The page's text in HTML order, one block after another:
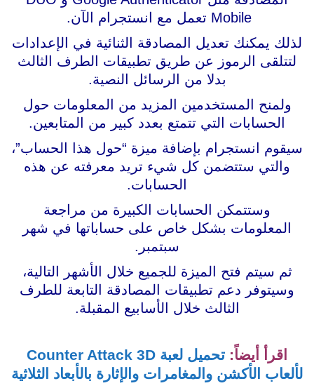
Mobile تعمل مع انستجرام الآن.
لذلك يمكنك تعديل المصادقة الثنائية في الإعدادات
لتتلقى الرموز عن طريق تطبيقات الطرف الثالث
بدلا من الرسائل النصية.
ولمنح المستخدمين المزيد من المعلومات حول
الحسابات التي تتمتع بعدد كبير من المتابعين.
سيقوم انستجرام بإضافة ميزة “حول هذا الحساب”،
والتي ستتضمن كل شيء تريد معرفته عن هذه
الحسابات.
وستتمكن الحسابات الكبيرة من مراجعة
المعلومات بشكل خاص على حساباتها في شهر
سبتمبر.
ثم سيتم فتح الميزة للجميع خلال الأشهر التالية،
وسيتوفر دعم تطبيقات المصادقة التابعة للطرف
الثالث خلال الأسابيع المقبلة.
اقرأ أيضاً:
تحميل لعبة Counter Attack 3D
لألعاب الأكشن والمغامرات والإثارة بالأبعاد الثلاثية